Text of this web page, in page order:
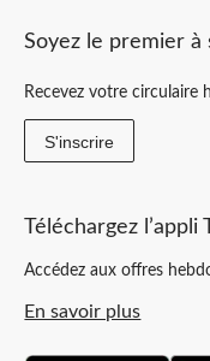
Soyez le premier à
Recevez votre circulaire
S'inscrire
Téléchargez l’appli
Accédez aux offres
En savoir plus